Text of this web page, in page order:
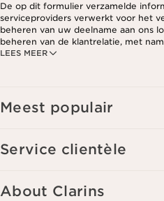
LEES MEER
De op dit formulier verzamelde
serviceproviders verwerkt voor het
beheren van uw deelname aan ons
beheren van de klantrelatie, met
aanbiedingen te kunnen sturen op
Meest populair
Service clientèle
About Clarins